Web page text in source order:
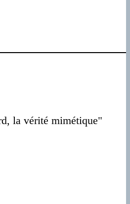
la vérité mimétique"